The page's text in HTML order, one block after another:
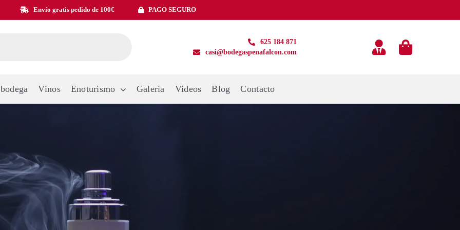
Envío gratis pedido de 100€ PAGO SEGURO
625 184 871
casi@bodegaspenafalcon.com
Vinos Enoturismo Galeria Videos Blog Contacto